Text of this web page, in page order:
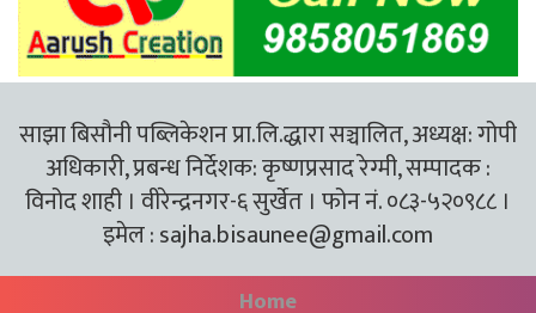
साझा बिसौनी पब्लिकेशन प्रा.लि.द्धारा सञ्चालित, अध्यक्ष: गोपी
अधिकारी, प्रबन्ध निर्देशक: कृष्णप्रसाद रेग्मी, सम्पादक :
विनोद शाही । वीरेन्द्रनगर-६ सुर्खेत । फोन नं. ०८३-५२०९८८ ।
इमेल :sajha.bisaunee@gmail.com
Home